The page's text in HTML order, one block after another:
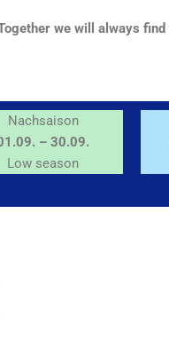
we will always
Nachsaison
– 30.09.
Low season